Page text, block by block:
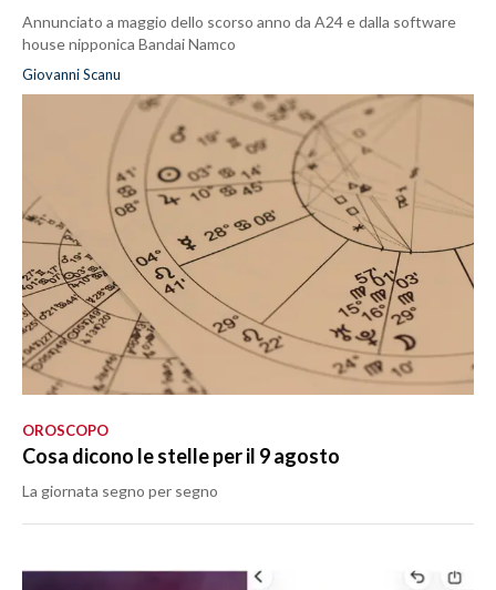
Annunciato a maggio dello scorso anno da A24 e dalla software
house nipponica Bandai Namco
Giovanni Scanu
OROSCOPO
Cosa dicono le stelle per il 9 agosto
La giornata segno per segno